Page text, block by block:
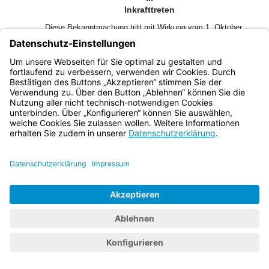
Inkrafttreten
Diese Bekanntmachung tritt mit Wirkung vom 1. Oktober
2007 in Kraft.
Bayern.de
BayernPortal
Datenschutz
Impressum
Hilfe
Kontrastwechsel